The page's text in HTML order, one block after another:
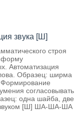
звука [Ш]
строя
форму
Автоматизация
Образец: ширма
согласовывать
одна шайба, две
звуком [Ш] ША-ША-ША